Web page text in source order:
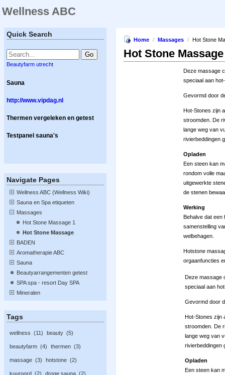
Wellness ABC
Quick Search
Beautyfarm utrecht
Sauna
http://www.vipdag.nl
Thermen vergeleken en getest
Testpanel sauna's
Navigate Pages
Wellness ABC (Wellness Wiki)
Sauna en Spa etiqueten
Massages
Hot Stone Massage 1
Hot Stone Massage
BADEN
Aromatherapie ABC
Sauna
Beautyarrangementen getest
SPA spa - resort Day SPA
Mineralen
Tags
wellness 11 beauty 5
beautyfarm 4 thermen 3
massage 3 hotstone 2
kuuroord 2 droge sauna 2
Home / Massages / Hot Stone
Hot Stone Massage
Deze massage
speciaal aan
Gevormd door
Hot-Stones zijn
stroomden. De
lange weg van
rivierbeddingen
Opladen
Een steen kan
rondom volle
uitgewerkte
de stenen
Werking
Behalve dat een
samenstelling
welbehagen.
Hotstone
orgaanfuncties
Deze massage
speciaal aan
Gevormd door
Hot-Stones zijn
stroomden. De
lange weg van
rivierbeddingen
Opladen
Een steen kan